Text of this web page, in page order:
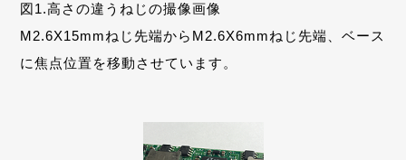
図1.高さの違うねじの撮像画像
M2.6X15mmねじ先端からM2.6X6mmねじ先端、ベース
に焦点位置を移動させています。